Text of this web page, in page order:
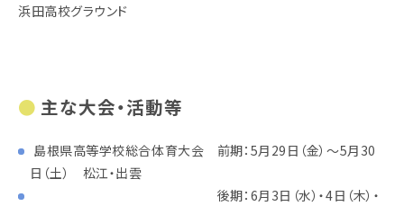
浜田高校グラウンド
主な大会・活動等
島根県高等学校総合体育大会 前期：5月29日（金）～5月30
日（土） 松江・出雲
後期：6月3日（水）・4日（木）・